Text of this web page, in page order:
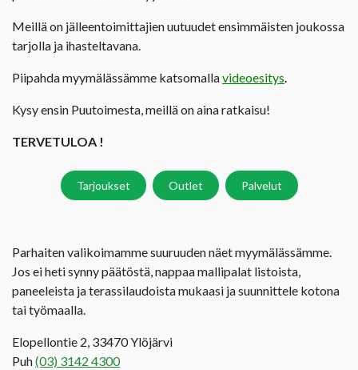
Meillä on jälleentoimittajien uutuudet ensimmäisten joukossa
tarjolla ja ihasteltavana.
Piipahda myymälässämme katsomallavideoesitys
Kysy ensin Puutoimesta, meillä on aina ratkaisu!
TERVETULOA !
Tarjoukset Outlet Palvelut
Parhaiten valikoimamme suuruuden näet myymälässämme.
Jos ei heti synny päätöstä, nappaa mallipalat listoista,
paneeleista ja terassilaudoista mukaasi ja suunnittele kotona
tai työmaalla.
Elopellontie 2, 33470 Ylöjärvi
Puh(03) 3142 4300